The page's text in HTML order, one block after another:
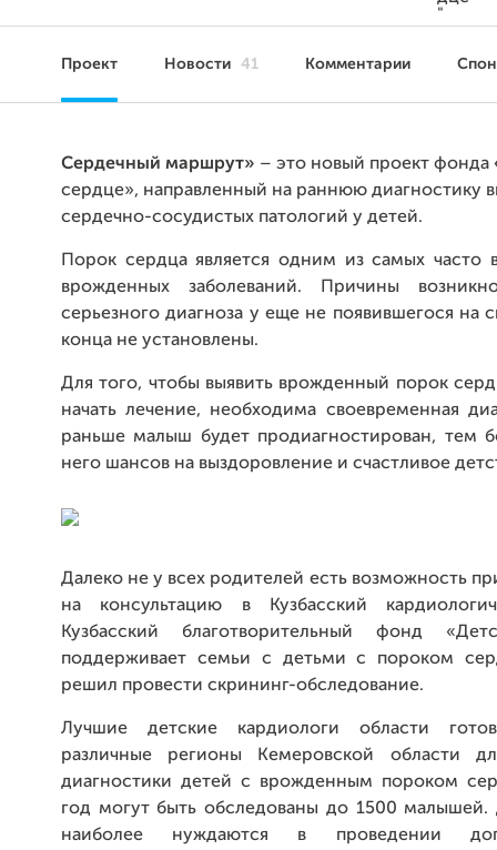
Проект Новости 41 Комментарии
Сердечный маршрут» – это новый проект фонда
сердце», направленный на раннюю диагностику
сердечно-сосудистых патологий у детей.
Порок сердца является одним из самых часто
врожденных заболеваний. Причины
серьезного диагноза у еще не появившегося на
конца не установлены.
Для того, чтобы выявить врожденный порок
начать лечение, необходима своевременная
раньше малыш будет продиагностирован, тем
него шансов на выздоровление и счастливое
Далеко не у всех родителей есть возможность
на консультацию в Кузбасский
Кузбасский благотворительный фонд
поддерживает семьи с детьми с пороком
решил провести скрининг-обследование.
Лучшие детские кардиологи области
различные регионы Кемеровской области
диагностики детей с врожденным пороком
год могут быть обследованы до 1500 малышей.
наиболее нуждаются в проведении